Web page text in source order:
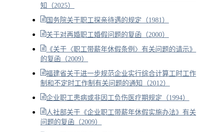
知（2025）
国务院关于职工探亲待遇的规定（1981）
关于对再婚职工婚假问题的复函（2000）
《关于〈职工带薪年休假条例〉有关问题的请示》
的复函（2009）
福建省关于进一步规范企业实行综合计算工时工作
制和不定时工作制有关问题的通知（2012）
企业职工患病或非因工负伤医疗期规定（1994）
人社部关于《企业职工带薪年休假实施办法》有关
问题的复函（2009）